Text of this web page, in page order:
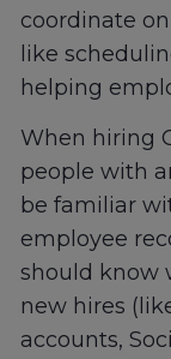
coordinate
like
helping
When hiring
people with
be familiar
employee
should know
new hires
accounts,